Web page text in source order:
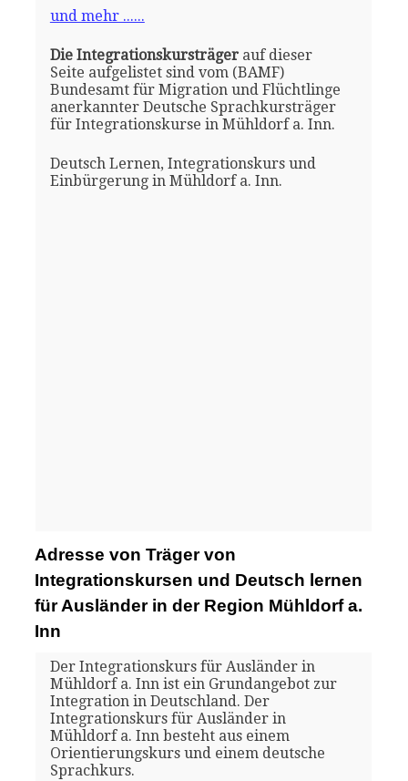
und mehr ......
Die Integrationskursträgerauf dieser
Seite aufgelistet sind vom (BAMF)
Bundesamt für Migration und Flüchtlinge
anerkannter Deutsche Sprachkursträger
für Integrationskurse in Mühldorf a. Inn.
Deutsch Lernen, Integrationskurs und
Einbürgerung in Mühldorf a. Inn.
Adresse von Träger von
Integrationskursen und Deutsch lernen
für Ausländer in der Region Mühldorf a.
Inn
Der Integrationskurs für Ausländer in
Mühldorf a. Inn ist ein Grundangebot zur
Integration in Deutschland. Der
Integrationskurs für Ausländer in
Mühldorf a. Inn besteht aus einem
Orientierungskurs und einem deutsche
Sprachkurs.